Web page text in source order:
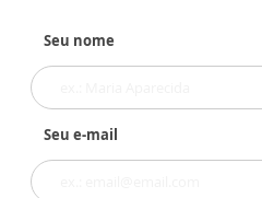
Seu nome
Seu e-mail